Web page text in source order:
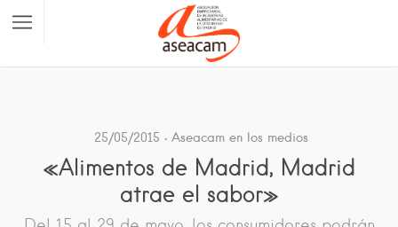
25/05/2015 Aseacam en los medios
«Alimentos de Madrid, Madrid
atrae el sabor»